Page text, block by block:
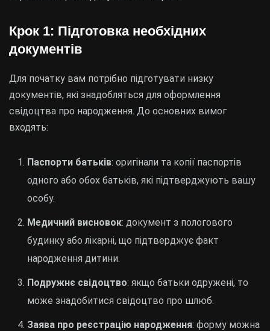
Крок 1: Підготовка необхідних
документів
Для початку вам потрібно підготувати низку
документів, які знадобляться для оформлення
свідоцтва про народження. До основних вимог
входять:
Паспорти батьків: оригінали та копії паспортів
одного або обох батьків, які підтверджують вашу
особу.
Медичний висновок: документ з пологового
будинку або лікарні, що підтверджує факт
народження дитини.
Подружнє свідоцтво: якщо батьки одружені, то
може знадобитися свідоцтво про шлюб.
Заява про реєстрацію народження: форму можна